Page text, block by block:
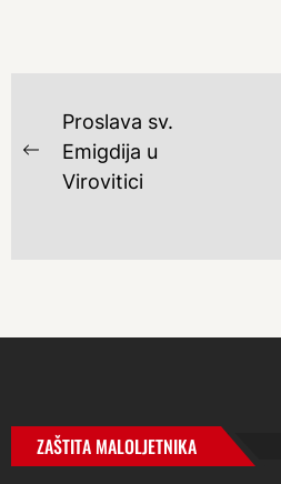
NAVIGACIJA
OBJAVA
Previous
post:
Proslava sv.
Emigdija u
Virovitici
ZAŠTITA MALOLJETNIKA